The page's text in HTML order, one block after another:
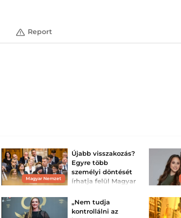
Report
Magyar Nemzet
Újabb visszakozás?
Egyre több
személyi döntését
írhatja felül Magyar
társadalmi...
Az elmúlt hónapokban
több személyi döntés is
„Nem tudja
kontrollálni az